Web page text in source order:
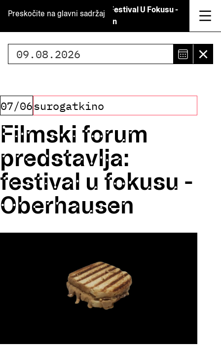
Preskočite na glavni sadržaj
Filmski Forum Predstavlja: Festival U Fokusu -
Oberhausen
Odaberi datum
datum
je
07/06surogatkino
Filmski forum
predstavlja:
festival u fokusu -
Oberhausen